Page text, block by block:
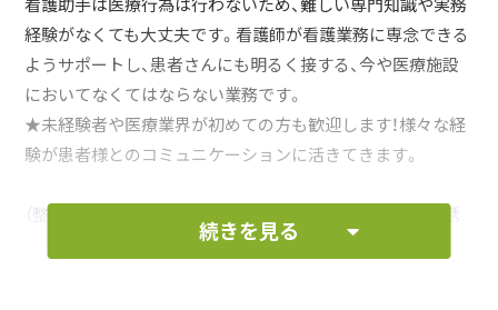
経験がなくても大丈夫です。看護師が看護業務に専念できる
ようサポートし、患者さんにも明るく接する、今や医療施設
においてなくてはならない業務です。
★未経験者や医療業界が初めての方も歓迎します！様々な経
験が患者様とのコミュニケーションに活きてきます。
（整容・食事補助・水分補給・入浴補助・おむつ交換・トイレ誘
導・体位交換・更衣・日用品の購入代行及び補充・私物整理な
続きを見る